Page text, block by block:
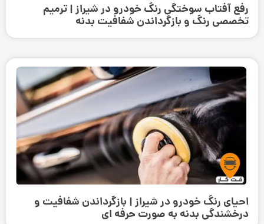
رفع آفتاب سوختگی رنگ خودرو در شیراز | ترمیم
تخصصی رنگ و بازگرداندن شفافیت بدنه
احیای رنگ خودرو در شیراز | بازگرداندن شفافیت و
درخشندگی بدنه به صورت حرفه‌ ای